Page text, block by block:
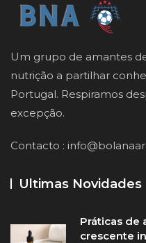
Um grupo de amantes
nutrição a partilhar
Portugal. Respiramos
excepção.
Contacto :
Ultimas Novidades
Práticas de
crescente